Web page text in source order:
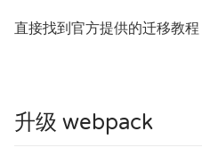
直接找到官方提供的迁移教程
升级 webpack